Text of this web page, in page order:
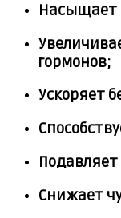
гормонов;
Ускоряет
Снижает